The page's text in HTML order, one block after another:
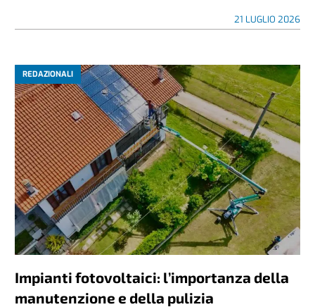
21 LUGLIO 2026
REDAZIONALI
Impianti fotovoltaici: l’importanza della
manutenzione e della pulizia